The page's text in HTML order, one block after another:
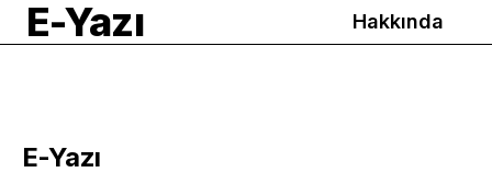
E-Yazı Hakkında
E-Yazı